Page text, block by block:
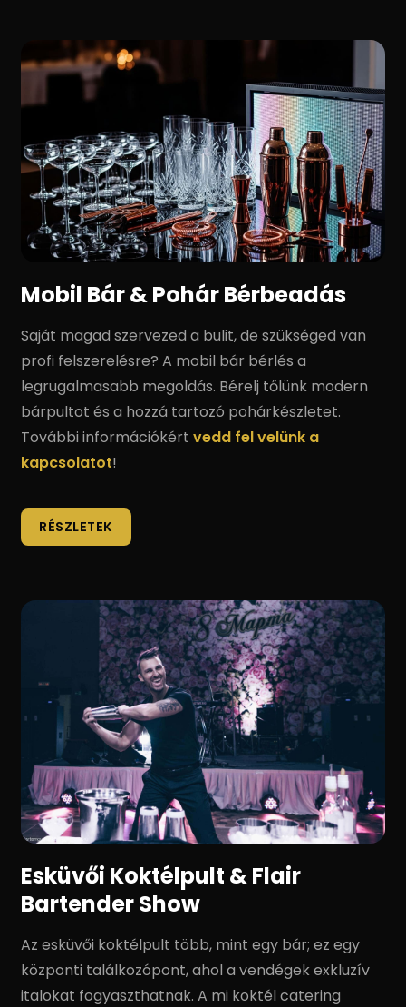
Mobil Bár & Pohár Bérbeadás
Saját magad szervezed a bulit, de szükséged van
profi felszerelésre? A mobil bár bérlés a
legrugalmasabb megoldás. Bérelj tőlünk modern
bárpultot és a hozzá tartozó pohárkészletet.
További információkért vedd fel velünk a
kapcsolatot!
RÉSZLETEK
Esküvői Koktélpult & Flair
Bartender Show
Az esküvői koktélpult több, mint egy bár; ez egy
központi találkozópont, ahol a vendégek exkluzív
italokat fogyaszthatnak. A mi koktél catering